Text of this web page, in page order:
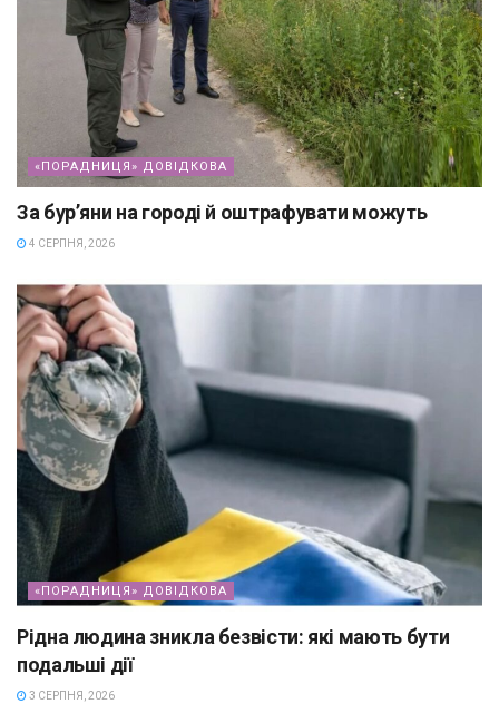
«ПОРАДНИЦЯ» ДОВІДКОВА
За бур’яни на городі й оштрафувати можуть
4 СЕРПНЯ, 2026
«ПОРАДНИЦЯ» ДОВІДКОВА
Рідна людина зникла безвісти: які мають бути
подальші дії
3 СЕРПНЯ, 2026